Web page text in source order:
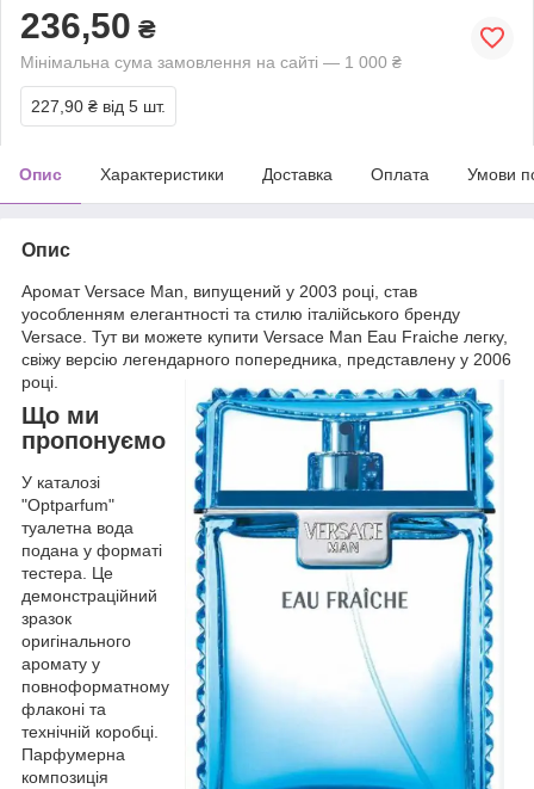
236,50 ₴
Мінімальна сума замовлення на сайті — 1 000 ₴
227,90 ₴ від 5 шт.
Опис Характеристики Доставка Оплата Умови
Опис
Аромат Versace Man, випущений у 2003 році, став
уособленням елегантності та стилю італійського бренду
Versace. Тут ви можете купити Versace Man Eau Fraiche легку,
свіжу версію легендарного попередника, представлену у 2006
році.
Що ми
пропонуємо
У каталозі
"Optparfum"
туалетна вода
подана у форматі
тестера. Це
демонстраційний
зразок
оригінального
аромату у
повноформатному
флаконі та
технічній коробці.
Парфумерна
композиція